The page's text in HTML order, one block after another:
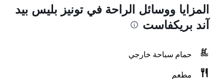
المزايا ووسائل الراحة في تونيز بليس بيد
آند بريكفاست
حمام سباحة خارجي
مطعم